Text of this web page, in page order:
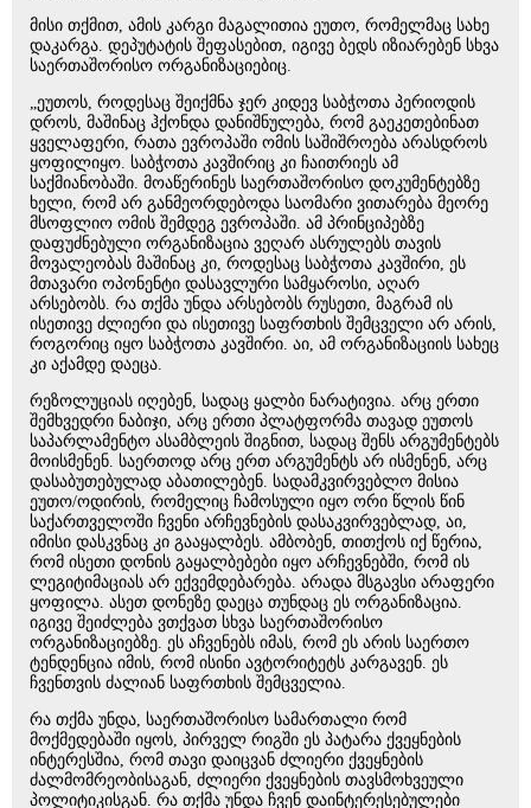
მისი თქმით, ამის კარგი მაგალითია ეუთო, რომელმაც სახე
დაკარგა. დეპუტატის შეფასებით, იგივე ბედს იზიარებენ სხვა
საერთაშორისო ორგანიზაციებიც.
„ეუთოს, როდესაც შეიქმნა ჯერ კიდევ საბჭოთა პერიოდის
დროს, მაშინაც ჰქონდა დანიშნულება, რომ გაეკეთებინათ
ყველაფერი, რათა ევროპაში ომის საშიშროება არასდროს
ყოფილიყო. საბჭოთა კავშირიც კი ჩაითრიეს ამ
საქმიანობაში. მოაწერინეს საერთაშორისო დოკუმენტებზე
ხელი, რომ არ განმეორდებოდა საომარი ვითარება მეორე
მსოფლიო ომის შემდეგ ევროპაში. ამ პრინციპებზე
დაფუძნებული ორგანიზაცია ვეღარ ასრულებს თავის
მოვალეობას მაშინაც კი, როდესაც საბჭოთა კავშირი, ეს
მთავარი ოპონენტი დასავლური სამყაროსი, აღარ
არსებობს. რა თქმა უნდა არსებობს რუსეთი, მაგრამ ის
ისეთივე ძლიერი და ისეთივე საფრთხის შემცველი არ არის,
როგორიც იყო საბჭოთა კავშირი. აი, ამ ორგანიზაციის სახეც
კი აქამდე დაეცა.
რეზოლუციას იღებენ, სადაც ყალბი ნარატივია. არც ერთი
შემხვედრი ნაბიჯი, არც ერთი პლატფორმა თავად ეუთოს
საპარლამენტო ასამბლეის შიგნით, სადაც შენს არგუმენტებს
მოისმენენ. საერთოდ არც ერთ არგუმენტს არ ისმენენ, არც
დასაბუთებულად აბათილებენ. სადამკვირვებლო მისია
ეუთო/ოდირის, რომელიც ჩამოსული იყო ორი წლის წინ
საქართველოში ჩვენი არჩევნების დასაკვირვებლად, აი,
იმისი დასკვნაც კი გააყალბეს. ამბობენ, თითქოს იქ წერია,
რომ ისეთი დონის გაყალბებები იყო არჩევნებში, რომ ის
ლეგიტიმაციას არ ექვემდებარება. არადა მსგავსი არაფერი
ყოფილა. ასეთ დონეზე დაეცა თუნდაც ეს ორგანიზაცია.
იგივე შეიძლება ვთქვათ სხვა საერთაშორისო
ორგანიზაციებზე. ეს აჩვენებს იმას, რომ ეს არის საერთო
ტენდენცია იმის, რომ ისინი ავტორიტეტს კარგავენ. ეს
ჩვენთვის ძალიან საფრთხის შემცველია.
რა თქმა უნდა, საერთაშორისო სამართალი რომ
მოქმედებაში იყოს, პირველ რიგში ეს პატარა ქვეყნების
ინტერესშია, რომ თავი დაიცვან ძლიერი ქვეყნების
ძალმომრეობისაგან, ძლიერი ქვეყნების თავსმოხვეული
პოლიტიკისგან. რა თქმა უნდა ჩვენ დაინტერესებულები